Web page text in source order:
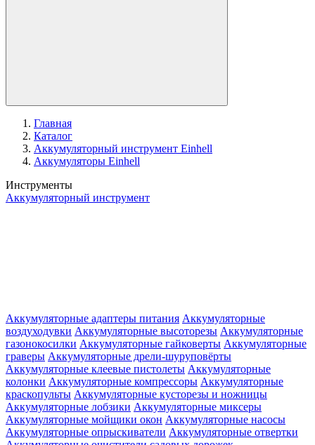
Главная
Каталог
Аккумуляторный инструмент Einhell
Аккумуляторы Einhell
Инструменты
Аккумуляторный инструмент
Аккумуляторные адаптеры питания Аккумуляторные
воздуходувки Аккумуляторные высоторезы Аккумуляторные
газонокосилки Аккумуляторные гайковерты Аккумуляторные
граверы Аккумуляторные дрели-шуруповёрты
Аккумуляторные клеевые пистолеты Аккумуляторные
колонки Аккумуляторные компрессоры Аккумуляторные
краскопульты Аккумуляторные кусторезы и ножницы
Аккумуляторные лобзики Аккумуляторные миксеры
Аккумуляторные мойщики окон Аккумуляторные насосы
Аккумуляторные опрыскиватели Аккумуляторные отвертки